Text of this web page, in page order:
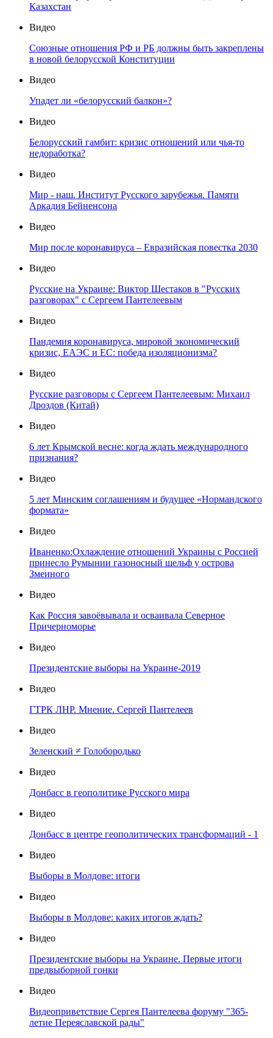
Казахстан
Видео
Союзные отношения РФ и РБ должны быть закреплены
в новой белорусской Конституции
Видео
Упадет ли «белорусский балкон»?
Видео
Белорусский гамбит: кризис отношений или чья-то
недоработка?
Видео
Мир - наш. Институт Русского зарубежья. Памяти
Аркадия Бейненсона
Видео
Мир после коронавируса – Евразийская повестка 2030
Видео
Русские на Украине: Виктор Шестаков в "Русских
разговорах" с Сергеем Пантелеевым
Видео
Пандемия коронавируса, мировой экономический
кризис, ЕАЭС и ЕС: победа изоляционизма?
Видео
Русские разговоры с Сергеем Пантелеевым: Михаил
Дроздов (Китай)
Видео
6 лет Крымской весне: когда ждать международного
признания?
Видео
5 лет Минским соглашениям и будущее «Нормандского
формата»
Видео
Иваненко:Охлаждение отношений Украины с Россией
принесло Румынии газоносный шельф у острова
Змеиного
Видео
Как Россия завоёвывала и осваивала Северное
Причерноморье
Видео
Президентские выборы на Украине-2019
Видео
ГТРК ЛНР. Мнение. Сергей Пантелеев
Видео
Зеленский ≠ Голобородько
Видео
Донбасс в геополитике Русского мира
Видео
Донбасс в центре геополитических трансформаций - 1
Видео
Выборы в Молдове: итоги
Видео
Выборы в Молдове: каких итогов ждать?
Видео
Президентские выборы на Украине. Первые итоги
предвыборной гонки
Видео
Видеоприветствие Сергея Пантелеева форуму "365-
летие Переяславской рады"